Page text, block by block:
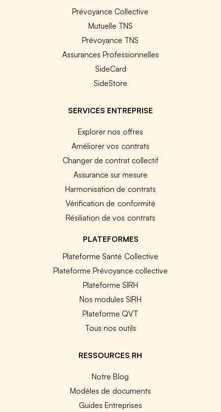
Prévoyance Collective
Mutuelle TNS
Prévoyance TNS
Assurances Professionnelles
SideCard
SideStore
SERVICES ENTREPRISE
Explorer nos offres
Améliorer vos contrats
Changer de contrat collectif
Assurance sur mesure
Harmonisation de contrats
Vérification de conformité
Résiliation de vos contrats
PLATEFORMES
Plateforme Santé Collective
Plateforme Prévoyance collective
Plateforme SIRH
Nos modules SIRH
Plateforme QVT
Tous nos outils
RESSOURCES RH
Notre Blog
Modèles de documents
Guides Entreprises